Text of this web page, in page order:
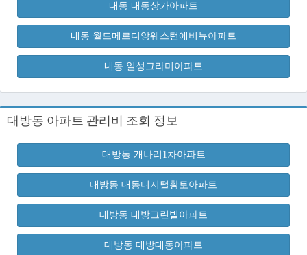
내동 내동상가아파트
내동 월드메르디앙웨스턴애비뉴아파트
내동 일성그라미아파트
대방동 아파트 관리비 조회 정보
대방동 개나리1차아파트
대방동 대동디지털황토아파트
대방동 대방그린빌아파트
대방동 대방대동아파트